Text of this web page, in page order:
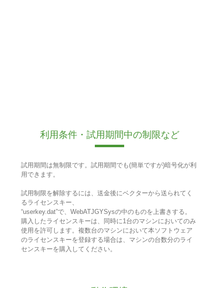
利用条件・試用期間中の制限など
試用期間は無制限です。試用期間でも(簡単ですが)暗号化が利
用できます。
試用制限を解除するには、送金後にベクターから送られてく
るライセンスキー、
“userkey.dat”で、WebATJGYSysの中のものを上書きする。
購入したライセンスキーは、同時に1台のマシンにおいてのみ
使用を許可します。複数台のマシンにおいて本ソフトウェア
のライセンスキーを登録する場合は、マシンの台数分のライ
センスキーを購入してください。